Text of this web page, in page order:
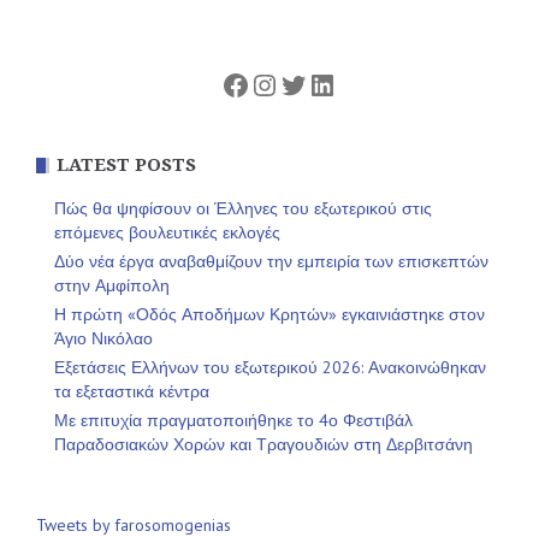
Facebook
Instagram
Twitter
Linkedin
LATEST POSTS
Πώς θα ψηφίσουν οι Έλληνες του εξωτερικού στις
επόμενες βουλευτικές εκλογές
Δύο νέα έργα αναβαθμίζουν την εμπειρία των επισκεπτών
στην Αμφίπολη
Η πρώτη «Οδός Αποδήμων Κρητών» εγκαινιάστηκε στον
Άγιο Νικόλαο
Εξετάσεις Ελλήνων του εξωτερικού 2026: Ανακοινώθηκαν
τα εξεταστικά κέντρα
Με επιτυχία πραγματοποιήθηκε το 4ο Φεστιβάλ
Παραδοσιακών Χορών και Τραγουδιών στη Δερβιτσάνη
Tweets by farosomogenias